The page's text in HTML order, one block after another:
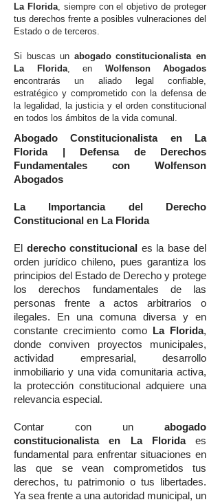
La Florida, siempre con el objetivo de proteger
tus derechos frente a posibles vulneraciones del
Estado o de terceros.
Si buscas un abogado constitucionalista en
La Florida, en Wolfenson Abogados
encontrarás un aliado legal confiable,
estratégico y comprometido con la defensa de
la legalidad, la justicia y el orden constitucional
en todos los ámbitos de la vida comunal.
Abogado Constitucionalista en La
Florida | Defensa de Derechos
Fundamentales con Wolfenson
Abogados
La Importancia del Derecho
Constitucional en La Florida
El derecho constitucional es la base del
orden jurídico chileno, pues garantiza los
principios del Estado de Derecho y protege
los derechos fundamentales de las
personas frente a actos arbitrarios o
ilegales. En una comuna diversa y en
constante crecimiento como
La Florida,
donde conviven proyectos municipales,
actividad empresarial, desarrollo
inmobiliario y una vida comunitaria activa,
la protección constitucional adquiere una
relevancia especial.
Contar con un abogado
constitucionalista en La Floridaes
fundamental para enfrentar situaciones en
las que se vean comprometidos tus
derechos, tu patrimonio o tus libertades.
Ya sea frente a una autoridad municipal, un